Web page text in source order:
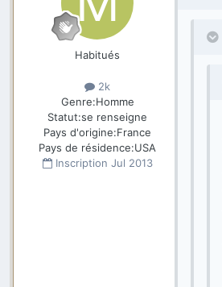
Habitués
2k
Genre:Homme
Statut:se renseigne
Pays d'origine:France
Pays de résidence:USA
Inscription Jul 2013